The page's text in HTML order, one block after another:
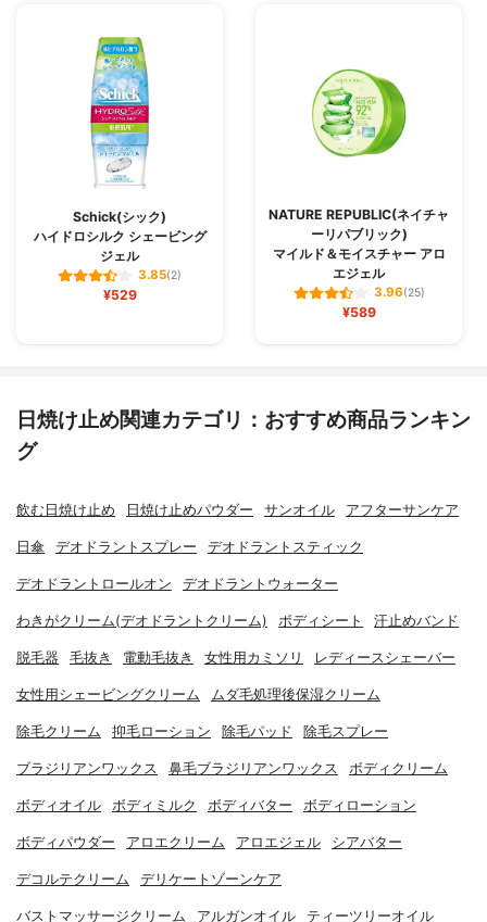
Schick(シック)
ハイドロシルク シェービング
ジェル
3.85(2)
¥529
NATURE REPUBLIC(ネイチャ
ーリパブリック)
マイルド＆モイスチャー アロ
エジェル
3.96(25)
¥589
日焼け止め関連カテゴリ：おすすめ商品ランキン
グ
飲む日焼け止め 日焼け止めパウダー サンオイル アフターサンケア
日傘 デオドラントスプレー デオドラントスティック
デオドラントロールオン デオドラントウォーター
わきがクリーム(デオドラントクリーム) ボディシート 汗止めバンド
脱毛器 毛抜き 電動毛抜き 女性用カミソリ レディースシェーバー
女性用シェービングクリーム ムダ毛処理後保湿クリーム
除毛クリーム 抑毛ローション 除毛パッド 除毛スプレー
ブラジリアンワックス 鼻毛ブラジリアンワックス ボディクリーム
ボディオイル ボディミルク ボディバター ボディローション
ボディパウダー アロエクリーム アロエジェル シアバター
デコルテクリーム デリケートゾーンケア
バストマッサージクリーム アルガンオイル ティーツリーオイル